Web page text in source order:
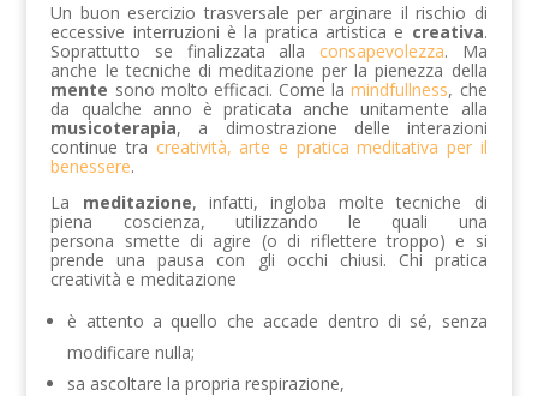
Un buon esercizio trasversale per arginare il rischio di
eccessive interruzioni è la pratica artistica e creativa.
Soprattutto se finalizzata alla consapevolezza. Ma
anche le tecniche di meditazione per la pienezza della
mente sono molto efficaci. Come lamindfullness, che
da qualche anno è praticata anche unitamente alla
musicoterapia, a dimostrazione delle interazioni
continue tra creatività, arte e pratica meditativa per il
benessere.
La meditazione, infatti, ingloba molte tecniche di
piena coscienza, utilizzando le quali una
persona smette di agire (o di riflettere troppo) e si
prende una pausa con gli occhi chiusi. Chi pratica
creatività e meditazione
è attento a quello che accade dentro di sé, senza
modificare nulla;
sa ascoltare la propria respirazione,